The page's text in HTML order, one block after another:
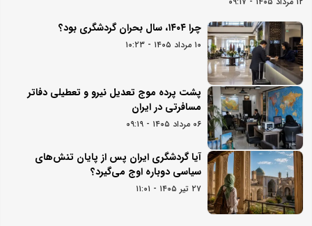
چرا ۱۴۰۴، سال بحران گردشگری بود؟
۱۰ مرداد ۱۴۰۵ - ۱۰:۲۳
پشت پرده موج تعدیل نیرو و تعطیلی دفاتر
مسافرتی در ایران
۰۶ مرداد ۱۴۰۵ - ۰۹:۱۹
آیا گردشگری ایران پس از پایان تنش‌های
سیاسی دوباره اوج می‌گیرد؟
۲۷ تیر ۱۴۰۵ - ۱۱:۰۱